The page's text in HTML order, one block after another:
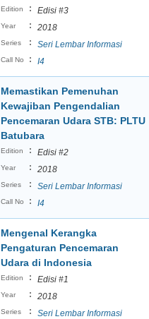
Edition : Edisi #3
Year : 2018
Series : Seri Lembar Informasi
Call No : I4
Memastikan Pemenuhan
Kewajiban Pengendalian
Pencemaran Udara STB: PLTU
Batubara
Edition : Edisi #2
Year : 2018
Series : Seri Lembar Informasi
Call No : I4
Mengenal Kerangka
Pengaturan Pencemaran
Udara di Indonesia
Edition : Edisi #1
Year : 2018
Series : Seri Lembar Informasi